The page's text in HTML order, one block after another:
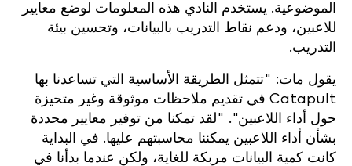
الموضوعية. يستخدم النادي هذه المعلومات لوضع معايير
للاعبين، ودعم نقاط التدريب بالبيانات، وتحسين بيئة
التدريب.
يقول مات: "تتمثل الطريقة الأساسية التي تساعدنا بها
Catapult في تقديم ملاحظات موثوقة وغير متحيزة
حول أداء اللاعبين". "لقد تمكنا من توفير معايير محددة
بشأن أداء اللاعبين يمكننا محاسبتهم عليها. في البداية
كانت كمية البيانات مربكة للغاية، ولكن عندما بدأنا في